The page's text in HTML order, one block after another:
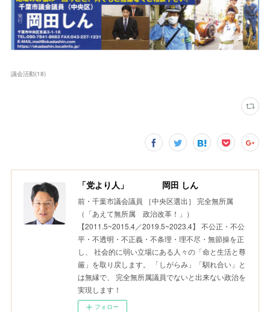
議会活動(18)
「党より人」 岡田 しん
前・千葉市議会議員 ［中央区選出］ 完全無所属
（「あえて無所属 政治改革！」）
【2011.5~2015.4／2019.5~2023.4】 不公正・不公
平・不透明・不正義・不条理・理不尽・無節操を正
し、 社会的に弱い立場にある人々の「命と生活と尊
厳」を取り戻します。 「しがらみ」「馴れ合い」と
は無縁で、 完全無所属議員でないと出来ない政治を
実現します！
フォロー